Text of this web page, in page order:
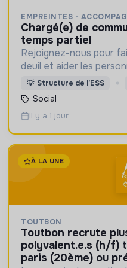
EMPREINTES -
chargé(e) de communication f/h - cdi
temps partiel
Rejoignez-nous pour
deuil et aider les
💡 Structure de l’ESS
Social
Il y a 1 jour
À LA UNE
TOUTBON
toutbon recrute plusieurs equipier.e.s
polyvalent.e.s (h/f)
paris (20ème) ou